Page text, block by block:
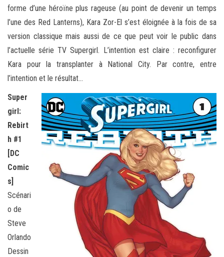
forme d’une héroïne plus rageuse (au point de devenir un temps
l’une des Red Lanterns), Kara Zor-El s’est éloignée à la fois de sa
version classique mais aussi de ce que peut voir le public dans
l’actuelle série TV Supergirl. L’intention est claire : reconfigurer
Kara pour la transplanter à National City. Par contre, entre
l’intention et le résultat…
Super
girl:
Rebirt
h #1
[DC
Comic
s]
Scénari
o de
Steve
Orlando
Dessin